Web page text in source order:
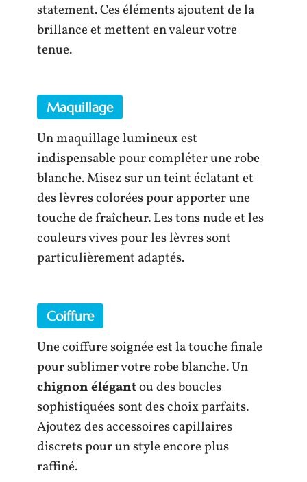
statement. Ces éléments ajoutent de la
brillance et mettent en valeur votre
tenue.
Maquillage
Un maquillage lumineux est
indispensable pour compléter une robe
blanche. Misez sur un teint éclatant et
des lèvres colorées pour apporter une
touche de fraîcheur. Les tons nude et les
couleurs vives pour les lèvres sont
particulièrement adaptés.
Coiffure
Une coiffure soignée est la touche finale
pour sublimer votre robe blanche. Un
chignon élégantou des boucles
sophistiquées sont des choix parfaits.
Ajoutez des accessoires capillaires
discrets pour un style encore plus
raffiné.